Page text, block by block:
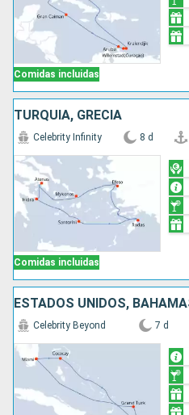
Comidas incluidas
TURQUÍA, GRECIA
Comidas incluidas
Celebrity Infinity 8 d
Celebrity Beyond 7 d